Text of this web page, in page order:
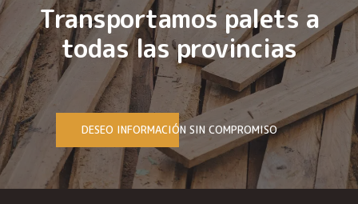
Transportamos palets a
todas las provincias
DESEO INFORMACIÓN SIN COMPROMISO